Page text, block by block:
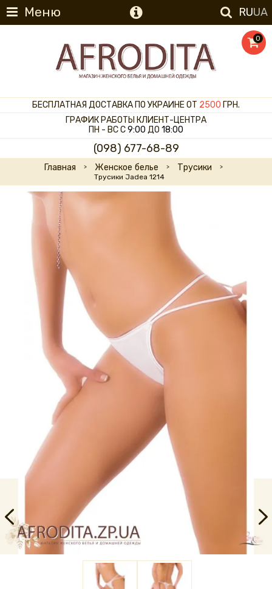
Меню RUUA
0
БЕСПЛАТНАЯ ДОСТАВКА ПО УКРАИНЕ ОТ 2500 ГРН.
ГРАФИК РАБОТЫ КЛИЕНТ-ЦЕНТРА
ПН - ВС С9:00 ДО 18:00
(098) 677-68-89
Главная Женское белье Трусики
Трусики Jadea 1214